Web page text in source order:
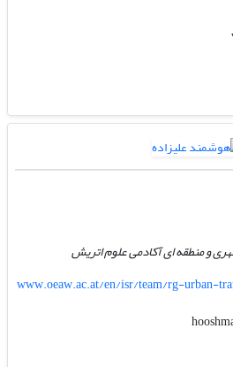
و منطقه ای آکادمی علوم اتریش
www.oeaw.ac.at/en/isr/team/rg-urban-